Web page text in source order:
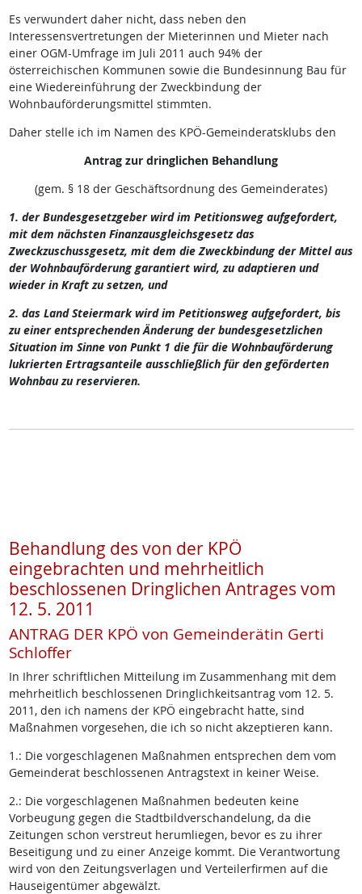
Es verwundert daher nicht, dass neben den
Interessensvertretungen der Mieterinnen und Mieter nach
einer OGM-Umfrage im Juli 2011 auch 94% der
österreichischen Kommunen sowie die Bundesinnung Bau für
eine Wiedereinführung der Zweckbindung der
Wohnbauförderungsmittel stimmten.
Daher stelle ich im Namen des KPÖ-Gemeinderatsklubs den
Antrag zur dringlichen Behandlung
(gem. § 18 der Geschäftsordnung des Gemeinderates)
1. der Bundesgesetzgeber wird im Petitionsweg aufgefordert,
mit dem nächsten Finanzausgleichsgesetz das
Zweckzuschussgesetz, mit dem die Zweckbindung der Mittel aus
der Wohnbauförderung garantiert wird, zu adaptieren und
wieder in Kraft zu setzen, und
2. das Land Steiermark wird im Petitionsweg aufgefordert, bis
zu einer entsprechenden Änderung der bundesgesetzlichen
Situation im Sinne von Punkt 1 die für die Wohnbauförderung
lukrierten Ertragsanteile ausschließlich für den geförderten
Wohnbau zu reservieren.
Behandlung des von der KPÖ
eingebrachten und mehrheitlich
beschlossenen Dringlichen Antrages vom
12. 5. 2011
ANTRAG DER KPÖ von Gemeinderätin Gerti
Schloffer
In Ihrer schriftlichen Mitteilung im Zusammenhang mit dem
mehrheitlich beschlossenen Dringlichkeitsantrag vom 12. 5.
2011, den ich namens der KPÖ eingebracht hatte, sind
Maßnahmen vorgesehen, die ich so nicht akzeptieren kann.
1.: Die vorgeschlagenen Maßnahmen entsprechen dem vom
Gemeinderat beschlossenen Antragstext in keiner Weise.
2.: Die vorgeschlagenen Maßnahmen bedeuten keine
Vorbeugung gegen die Stadtbildverschandelung, da die
Zeitungen schon verstreut herumliegen, bevor es zu ihrer
Beseitigung und zu einer Anzeige kommt. Die Verantwortung
wird von den Zeitungsverlagen und Verteilerfirmen auf die
Hauseigentümer abgewälzt.